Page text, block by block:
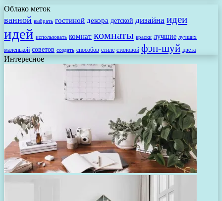
Облако меток
ванной выбрать гостиной декора детской дизайна идеи
идей использовать комнат комнаты краски лучшие лучших
маленькой советов создать способов стиле столовой фэн-шуй цвета
Интересное